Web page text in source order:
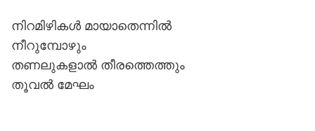
നിറമിഴികൾ മായാതെന്നിൽ
നീറുമ്പോഴും
തണലുകളാൽ തീരത്തെത്തും
തൂവൽ മേഘം